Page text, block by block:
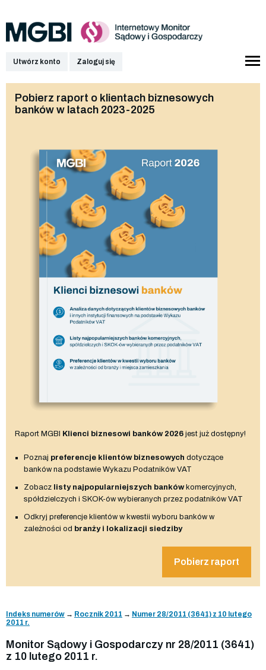
Utwórz konto Zaloguj się
Pobierz raport o klientach biznesowych
banków w latach 2023-2025
Raport MGBI Klienci biznesowi banków 2026 jest już dostępny!
Poznaj preferencje klientów biznesowych dotyczące
banków na podstawie Wykazu Podatników VAT
Zobacz listy najpopularniejszych bankówkomercyjnych,
spółdzielczych i SKOK-ów wybieranych przez podatników VAT
Odkryj preferencje klientów w kwestii wyboru banków w
zależności od branży i lokalizacji siedziby
Pobierz raport
Indeks numerów → Rocznik 2011 → Numer 28/2011 (3641) z 10 lutego
2011 r.
Monitor Sądowy i Gospodarczy nr 28/2011 (3641)
z 10 lutego 2011 r.